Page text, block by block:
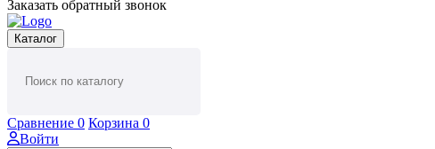
Заказать обратный звонок
Каталог
Сравнение 0 Корзина 0
Войти